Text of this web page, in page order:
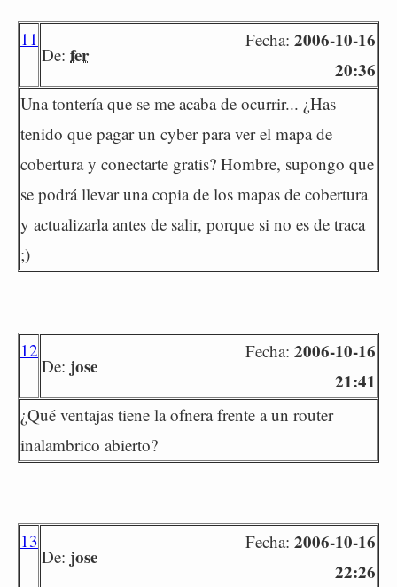
11
De: fer
Fecha: 2006-10-16
20:36
Una tontería que se me acaba de ocurrir... ¿Has
tenido que pagar un cyber para ver el mapa de
cobertura y conectarte gratis? Hombre, supongo que
se podrá llevar una copia de los mapas de cobertura
y actualizarla antes de salir, porque si no es de traca
;)
12
De: jose
Fecha: 2006-10-16
21:41
¿Qué ventajas tiene la ofnera frente a un router
inalambrico abierto?
13
De: jose
Fecha: 2006-10-16
22:26